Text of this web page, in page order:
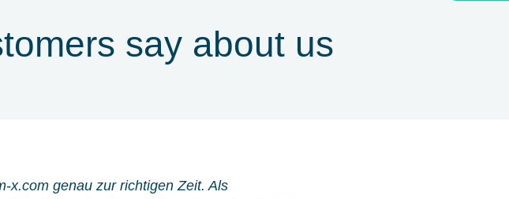
say about us
x.com genau zur richtigen Zeit. Als